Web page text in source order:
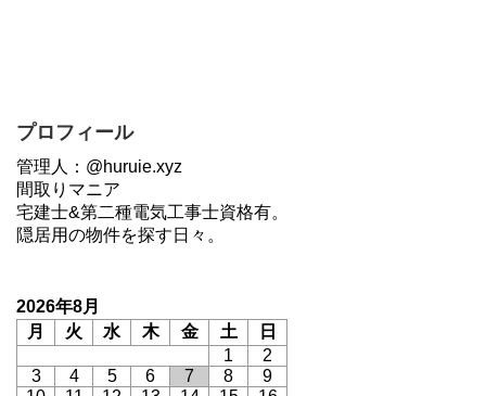
プロフィール
管理人：@huruie.xyz
間取りマニア
宅建士&第二種電気工事士資格有。
隠居用の物件を探す日々。
2026年8月
月
火 水 木 金 土
日
1
2
3
4 5 6 7 8
9